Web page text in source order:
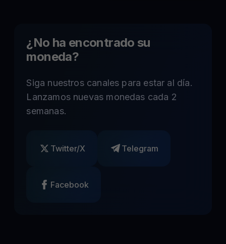
¿No ha encontrado su
moneda?
Siga nuestros canales para estar al día.
Lanzamos nuevas monedas cada 2
semanas.
Twitter/X Telegram
Facebook